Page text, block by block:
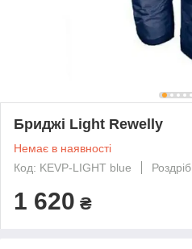
Бриджі Light Rewelly
Немає в наявності
Код: KEVP-LIGHT blue
Роздріб
1 620 ₴